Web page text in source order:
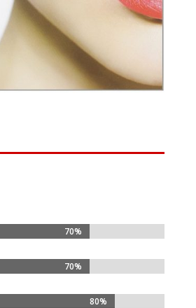
70%
70%
70%
70%
80%
80%